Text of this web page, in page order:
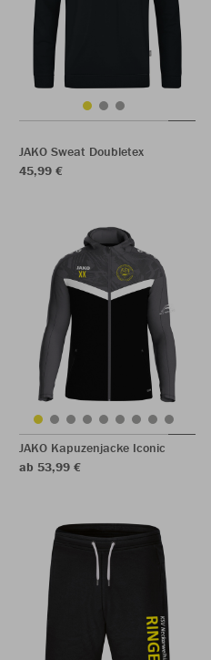
JAKO Sweat Doubletex
45,99 €
JAKO Kapuzenjacke Iconic
ab 53,99 €